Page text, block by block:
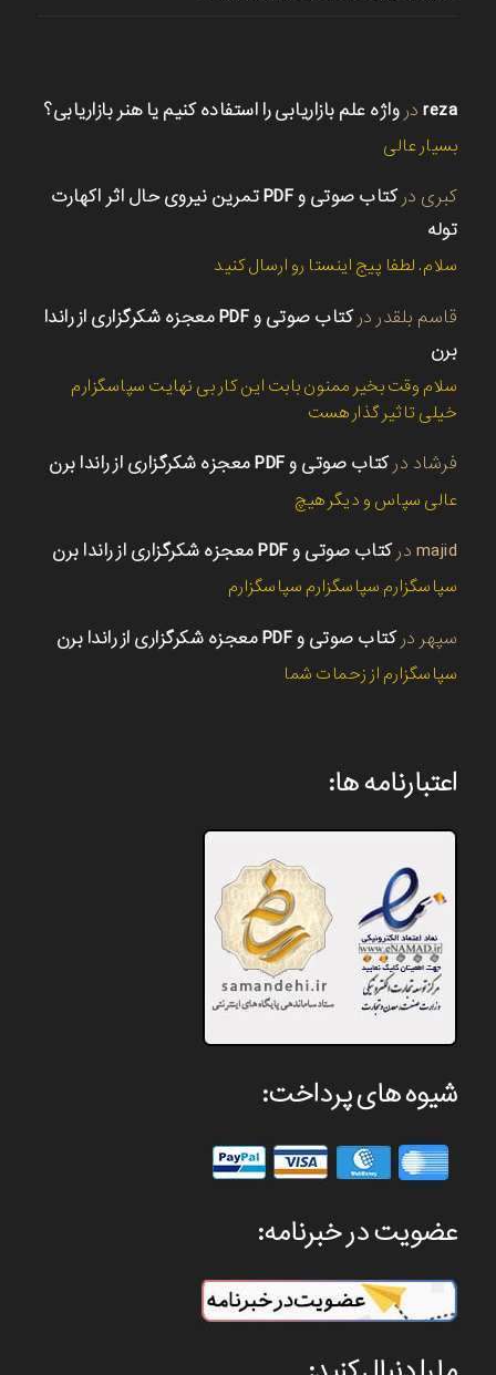
reza در واژه علم بازاریابی را استفاده کنیم یا هنر بازاریابی؟
بسیار عالی
کبری در
کتاب صوتی و PDF تمرین نیروی حال اثر اکهارت
توله
سلام. لطفا پیج اینستا رو ارسال کنید
قاسم بلقدر در
کتاب صوتی و PDF معجزه شکرگزاری از راندا
برن
سلام وقت بخیر ممنون بابت این کار بی نهایت سپاسگزارم
خیلی تاثیر گذار هست
فرشاد درکتاب صوتی و PDF معجزه شکرگزاری از راندا برن
عالی سپاس و دیگر هیچ
majid درکتاب صوتی و PDF معجزه شکرگزاری از راندا برن
سپاسگزارم سپاسگزارم سپاسگزارم
سپهر درکتاب صوتی و PDF معجزه شکرگزاری از راندا برن
سپاسگزارم از زحمات شما
اعتبارنامه ها:
شیوه های پرداخت:
عضویت در خبرنامه: